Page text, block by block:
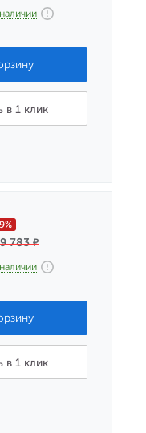
в 1 клик
9 783₽
в 1 клик